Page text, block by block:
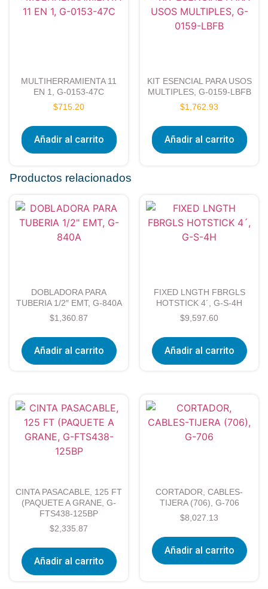
MULTIHERRAMIENTA 11
EN 1, G-0153-47C
$715.20
Añadir al carrito
KIT ESENCIAL PARA USOS
MULTIPLES, G-0159-LBFB
$1,762.93
Añadir al carrito
Productos relacionados
DOBLADORA PARA
TUBERIA 1/2″ EMT, G-840A
$1,360.87
Añadir al carrito
FIXED LNGTH FBRGLS
HOTSTICK 4´, G-S-4H
$9,597.60
Añadir al carrito
CINTA PASACABLE, 125 FT
(PAQUETE A GRANE, G-
FTS438-125BP
$2,335.87
Añadir al carrito
CORTADOR, CABLES-
TIJERA (706), G-706
$8,027.13
Añadir al carrito